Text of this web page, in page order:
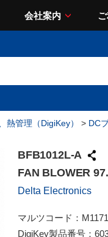
会社案内
熱管理（DigiKey） > DC
BFB1012L-A
FAN BLOWER
Delta Electronics
マルツコード：
DigiKey製品番号：